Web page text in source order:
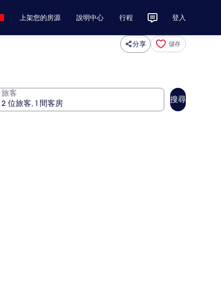
上架您的房源 說明中心 行程 登入
分享 儲存
旅客
搜尋